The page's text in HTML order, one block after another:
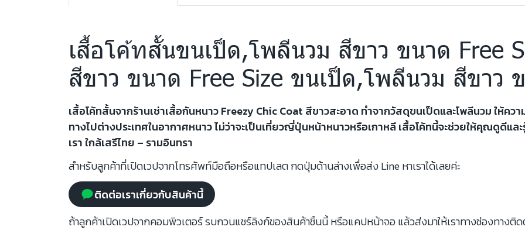
เสื้อโค้ทสั้นขนเป็ด,โพลีนวม สีขาว ขนาด Free
สีขาว ขนาด Free Size ขนเป็ด,โพลีนวม สีขาว
เสื้อโค้ทสั้นจากร้านเช่าเสื้อกันหนาว Freezy Chic Coat สีขาวสะอาด ทำจากวัสดุขนเป็ดและโพลีนวม ให้คว
ทางไปต่างประเทศในอากาศหนาว ไม่ว่าจะเป็นเที่ยวญี่ปุ่นหน้าหนาวหรือเกาหลี เสื้อโค้ทนี้จะช่วยให้คุณดูดีแล
เรา ใกล้เสรีไทย – รามอินทรา
สำหรับลูกค้าที่เปิดเวปจากโทรศัพท์มือถือหรือแทปเลต กดปุ่มด้านล่างเพื่อส่ง Line หาเราได้เลยค่ะ
ติดต่อเราเกี่ยวกับสินค้านี้
ถ้าลูกค้าเปิดเวปจากคอมพิวเตอร์ รบกวนแชร์ลิงก์ของสินค้าชิ้นนี้ หรือแคปหน้าจอ แล้วส่งมาให้เราทางช่องทางติ